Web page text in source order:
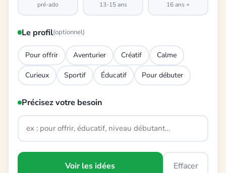
pré-ado 13-15 ans 16 ans +
Le profil(optionnel)
Pour offrir Aventurier Créatif Calme
Curieux Sportif Éducatif Pour débuter
Précisez votre besoin
Voir les idées Effacer